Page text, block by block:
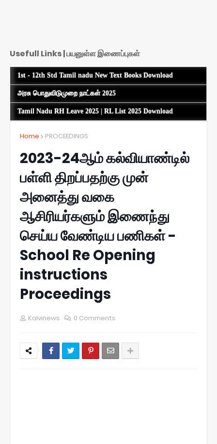
Usefull Links | பயனுள்ள இணைப்புகள்
1st - 12th Std Tamil nadu New Text Books Download
அரசு பொதுவிடுமுறை நாட்கள் 2025
Tamil Nadu RH Leave 2025 | RL List 2025 Download
Home PROCEEDINGS
2023-24ஆம் கல்வியாண்டில்
பள்ளி திறப்பதற்கு முன்
அனைத்து வகை
ஆசிரியர்களும் இணைந்து
செய்ய வேண்டிய பணிகள் -
School Re Opening
instructions
Proceedings
Kalvinews 0 Comments